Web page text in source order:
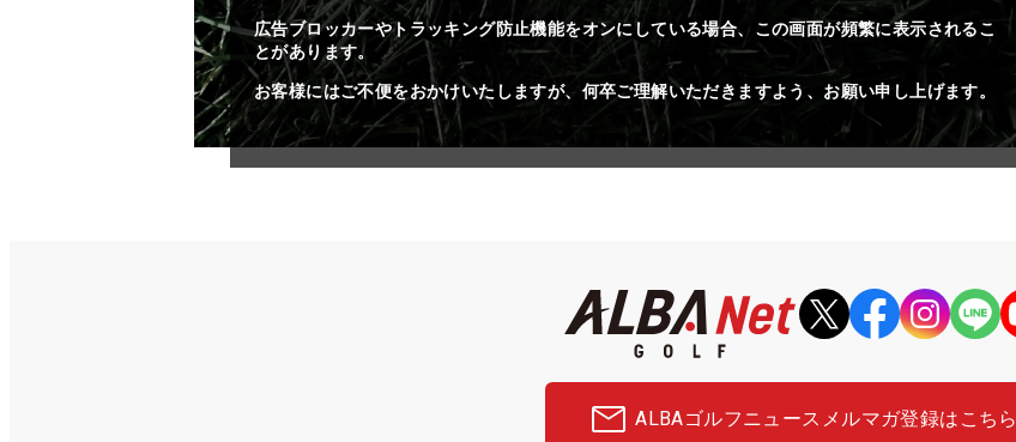
広告ブロッカーやトラッキング防止機能をオンにしている場合、この画面が頻繁に表示されるこ
とがあります。
お客様にはご不便をおかけいたしますが、何卒ご理解いただきますよう、お願い申し上げます。
ALBAゴルフニュース メルマガ登録はこちら